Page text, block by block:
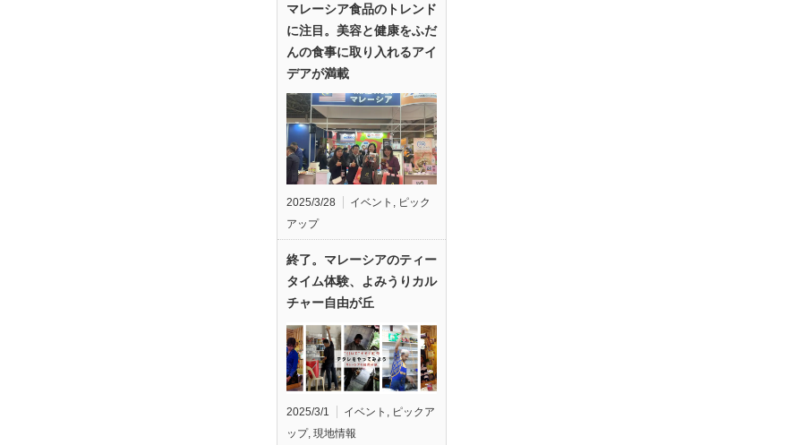
マレーシア食品のトレンド
に注目。美容と健康をふだ
んの食事に取り入れるアイ
デアが満載
2025/3/28 イベント
ピック
アップ
終了。マレーシアのティー
タイム体験、よみうりカル
チャー自由が丘
2025/3/1 イベント , ピックア
ップ, 現地情報